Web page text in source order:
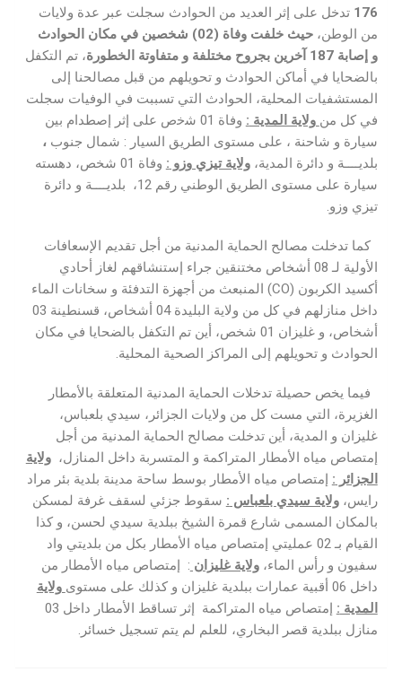
176 تدخل على إثر العديد من الحوادث سجلت عبر عدة ولايات
من الوطن،حيث خلفت وفاة (02)
شخصين في مكان الحوادث
و إصابة187 آخرين بجروح مختلفة و متفاوتة الخطورة، تم التكفل
بالضحايا في أماكن الحوادث و تحويلهم من قبل مصالحنا إلى
المستشفيات المحلية، الحوادث التي تسببت في الوفيات سجلت
في كل من ولاية المدية :
وﻓﺎة 01 ﺷﺧص على إثر إصطدام بين
سيارة و شاحنة ، على مستوى الطريق السيار : شمال جنوب ،
بلديــــة و دائرة المدية،ولاية تيزي وزو :
وفاة 01 شخص، دهسته
سيارة على مستوى الطريق الوطني رقم 12، بلديــــة و دائرة
تيزي وزو.
كما تدخلت مصالح الحماية المدنية من أجل تقديم الإسعافات
الأولية لـ 08 أشخاص مختنقين جراء إستنشاقهم لغاز أحادي
أكسيد الكربون (CO) المنبعث من أجهزة التدفئة و سخانات الماء
داخل منازلهم في كل من ولاية البليدة 04 أشخاص، قسنطينة 03
أشخاص، و غليزان 01 شخص، أين تم التكفل بالضحايا في مكان
الحوادث و تحويلهم إلى المراكز الصحية المحلية.
فيما يخص حصيلة تدخلات الحماية المدنية المتعلقة بالأمطار
الغزيرة، التي مست كل من ولايات الجزائر، سيدي بلعباس،
غليزان و المدية، أين تدخلت مصالح الحماية المدنية من أجل
إمتصاص مياه الأمطار المتراكمة و المتسربة داخل المنازل،ولاية
الجزائر : إمتصاص مياه الأمطار بوسط ساحة مدينة بلدية بئر مراد
رايس،ولاية سيدي بلعباس : سقوط جزئي لسقف غرفة لمسكن
بالمكان المسمى شارع قمرة الشيخ ببلدية سيدي لحسن، و كذا
القيام بـ 02 عمليتي إمتصاص مياه الأمطار بكل من بلديتي واد
سفيون و رأس الماء،ولاية غليزان : إمتصاص مياه الأمطار من
داخل 06 أقبية عمارات ببلدية غليزان و كذلك على مستوى
ولاية
المدية :
منازل ببلدية قصر البخاري، للعلم لم يتم تسجيل خسائر.